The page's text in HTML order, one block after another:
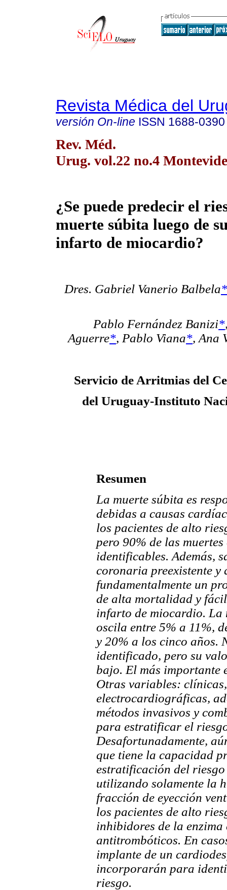
Revista Médica del
versión On-line ISSN 1688-0390
Rev. Méd.
Urug. vol.22 no.4
¿Se puede predecir el
muerte súbita luego de
infarto de miocardio?
Dres. Gabriel Vanerio Balbela*
Pablo Fernández Banizi*
Aguerre*, Pablo Viana*, Ana
Servicio de Arritmias del
del Uruguay-Instituto
Resumen
La muerte súbita es
debidas a causas
los pacientes de alto
pero 90% de las
identificables. Además,
coronaria preexistente y
fundamentalmente un
de alta mortalidad y
infarto de miocardio.
oscila entre 5% a 11%,
y 20% a los cinco años.
identificado, pero su
bajo. El más importante
Otras variables:
electrocardiográficas,
métodos invasivos y
para estratificar el
Desafortunadamente,
que tiene la capacidad
estratificación del
utilizando solamente la
fracción de eyección
los pacientes de alto
inhibidores de la
antitrombóticos. En
implante de un
incorporarán para
riesgo.